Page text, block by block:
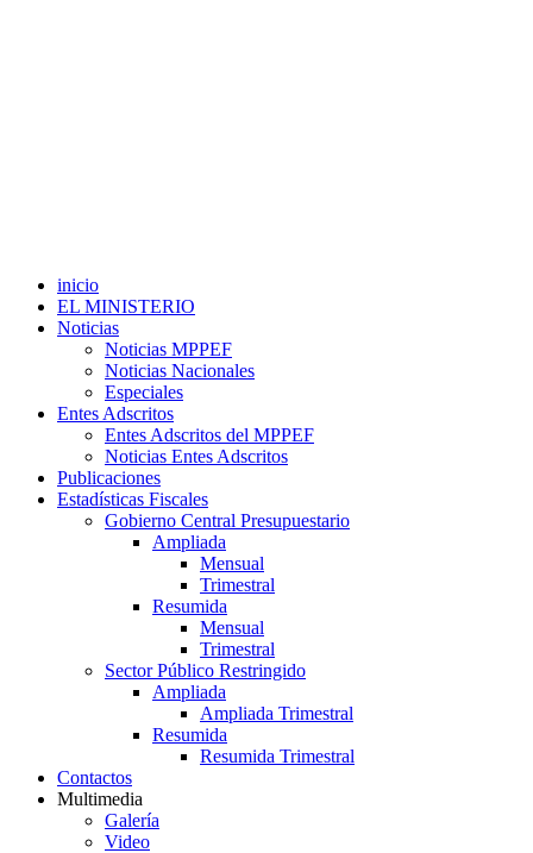
inicio
EL MINISTERIO
Noticias
Noticias MPPEF
Noticias Nacionales
Especiales
Entes Adscritos
Entes Adscritos del MPPEF
Noticias Entes Adscritos
Publicaciones
Estadísticas Fiscales
Gobierno Central Presupuestario
Ampliada
Mensual
Trimestral
Resumida
Mensual
Trimestral
Sector Público Restringido
Ampliada
Ampliada Trimestral
Resumida
Resumida Trimestral
Contactos
Multimedia
Galería
Video